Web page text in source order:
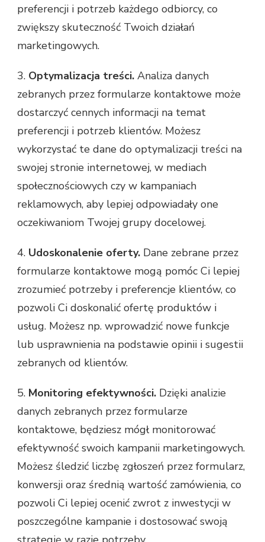
preferencji i potrzeb każdego odbiorcy, co
zwiększy skuteczność Twoich działań
marketingowych.
3. Optymalizacja treści. Analiza danych
zebranych przez formularze kontaktowe może
dostarczyć cennych informacji na temat
preferencji i potrzeb klientów. Możesz
wykorzystać te dane do optymalizacji treści na
swojej stronie internetowej, w mediach
społecznościowych czy w kampaniach
reklamowych, aby lepiej odpowiadały one
oczekiwaniom Twojej grupy docelowej.
4. Udoskonalenie oferty. Dane zebrane przez
formularze kontaktowe mogą pomóc Ci lepiej
zrozumieć potrzeby i preferencje klientów, co
pozwoli Ci doskonalić ofertę produktów i
usług. Możesz np. wprowadzić nowe funkcje
lub usprawnienia na podstawie opinii i sugestii
zebranych od klientów.
5. Monitoring efektywności. Dzięki analizie
danych zebranych przez formularze
kontaktowe, będziesz mógł monitorować
efektywność swoich kampanii marketingowych.
Możesz śledzić liczbę zgłoszeń przez formularz,
konwersji oraz średnią wartość zamówienia, co
pozwoli Ci lepiej ocenić zwrot z inwestycji w
poszczególne kampanie i dostosować swoją